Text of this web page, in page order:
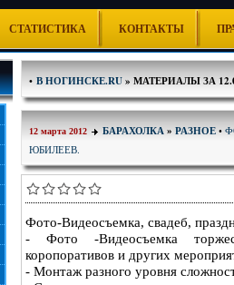
СТАТИСТИКА КОНТАКТЫ
• В НОГИНСКЕ.RU» МАТЕРИАЛЫ ЗА
12 марта 2012 БАРАХОЛКА » РАЗНОЕ •
ЮБИЛЕЕВ.
Фото-Видеосъемка, свадеб,
- Фото -Видеосъемка
коропоративов и других
- Монтаж разного уровня